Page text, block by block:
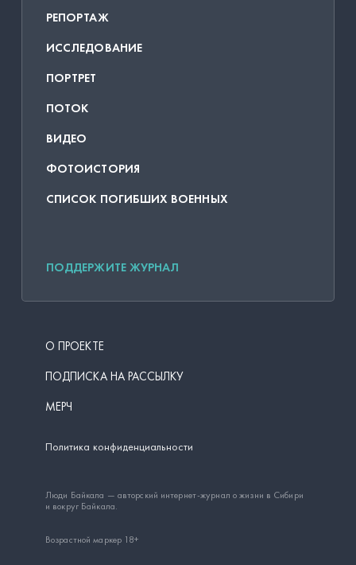
РЕПОРТАЖ
ИССЛЕДОВАНИЕ
ПОРТРЕТ
ПОТОК
ВИДЕО
ФОТОИСТОРИЯ
СПИСОК ПОГИБШИХ ВОЕННЫХ
ПОДДЕРЖИТЕ ЖУРНАЛ
О ПРОЕКТЕ
ПОДПИСКА НА РАССЫЛКУ
МЕРЧ
Политика конфиденциальности
Люди Байкала — авторский интернет-журнал о жизни в Сибири
и вокруг Байкала.
Возрастной маркер 18+